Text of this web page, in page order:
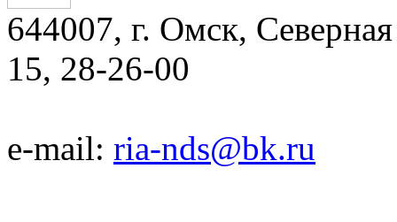
644007, г. Омск,
15, 28-26-00
e-mail: ria-nds@bk.ru